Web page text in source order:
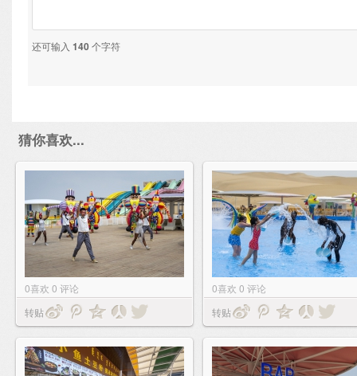
还可输入 140个字符
猜你喜欢...
0喜欢 0 评论
转贴
0喜欢 0 评论
转贴